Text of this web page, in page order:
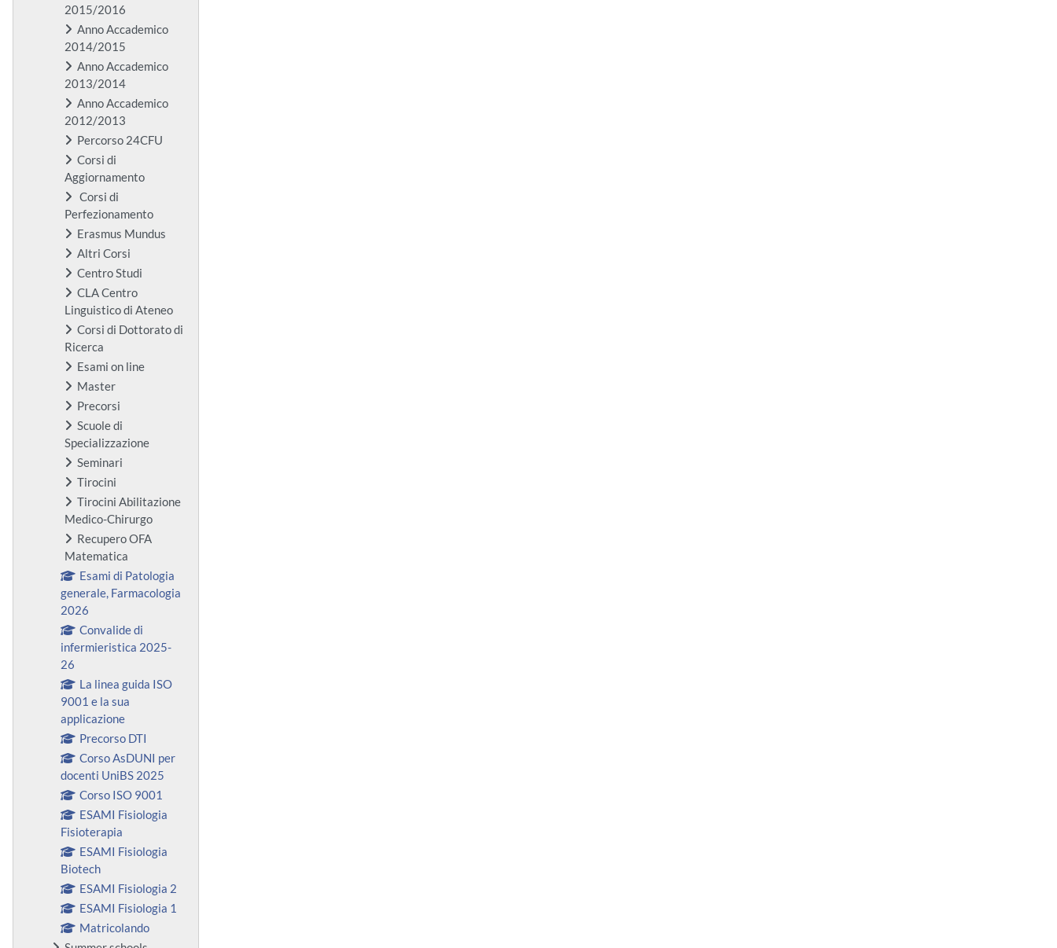
2015/2016
Anno Accademico
2014/2015
Anno Accademico
2013/2014
Anno Accademico
2012/2013
Percorso 24CFU
Corsi di
Aggiornamento
Corsi di
Perfezionamento
Erasmus Mundus
Altri Corsi
Centro Studi
CLA Centro
Linguistico di Ateneo
Corsi di Dottorato di
Ricerca
Esami on line
Master
Precorsi
Scuole di
Specializzazione
Seminari
Tirocini
Tirocini Abilitazione
Medico-Chirurgo
Recupero OFA
Matematica
Esami di Patologia
generale, Farmacologia
2026
Convalide di
infermieristica 2025-
26
La linea guida ISO
9001 e la sua
applicazione
Precorso DTI
Corso AsDUNI per
docenti UniBS 2025
Corso ISO 9001
ESAMI Fisiologia
Fisioterapia
ESAMI Fisiologia
Biotech
ESAMI Fisiologia 2
ESAMI Fisiologia 1
Matricolando